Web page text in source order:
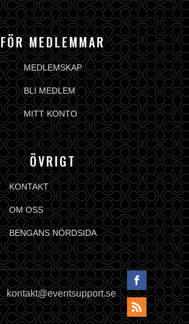
FÖR MEDLEMMAR
MEDLEMSKAP
BLI MEDLEM
MITT KONTO
ÖVRIGT
KONTAKT
OM OSS
BENGANS NÖRDSIDA
kontakt@eventsupport.se